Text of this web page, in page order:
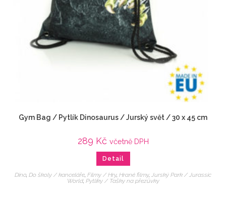
Gym Bag / Pytlík Dinosaurus / Jurský svět / 30 x 45 cm
289 Kč včetně DPH
Detail
Dino, Do školy / kanceláře, Filmy / Hry, Hrané filmy, Jurský Park / Jurassic
World, Pytlíky / Tašky na přezůvky